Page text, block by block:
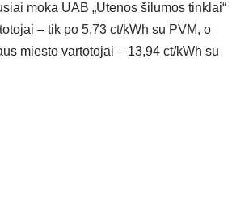
moka UAB „Utenos šilumos tinklai“
– tik po 5,73 ct/kWh su PVM, o
miesto vartotojai – 13,94 ct/kWh su